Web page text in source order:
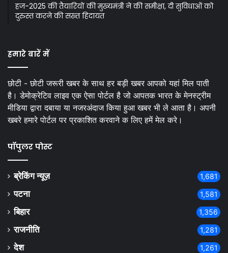
हज-2025 की तैयारियों की मुख्यमंत्री ने की समीक्षा, दी सुविधाओं को
दुरुस्त करने की सख्त हिदायत
हमारे बारें में
छोटी - छोटी जरूरी खबर के साथ हर बड़ी खबर आपको यहां मिल पाती
है। डेमोक्रेटिव लाइव एक ऐसा पोर्टल है जो आपतक भारत के मेनस्ट्रीम
मीडिया द्वारा दबाया या नजरअंदाज किया हुआ खबर भी ले आता है। अपनी
खबरे हमारे पोर्टल पर प्रकाशित करवाने क लिए हमें मेल करे।
पॉपुलर पोस्ट
ब्रेकिंग न्यूज़ 1,681
पटना 1,581
बिहार 1,356
राजनीति 1,281
देश 1,261